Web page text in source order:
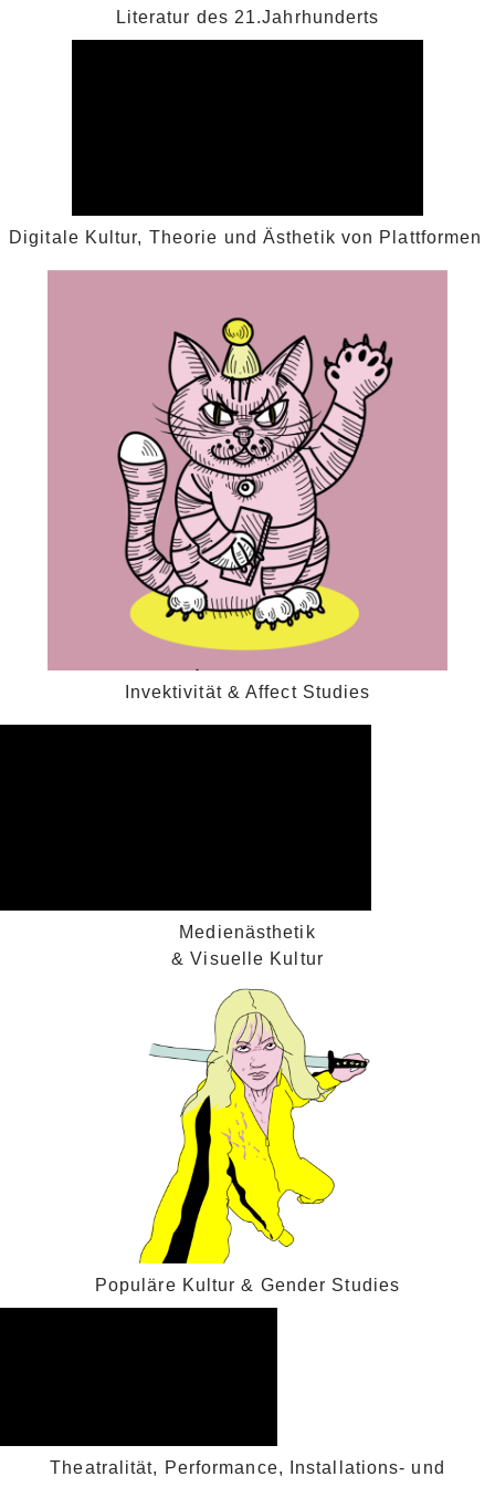
Literatur des 21.Jahrhunderts
Digitale Kultur, Theorie und Ästhetik von Plattformen
Invektivität & Affect Studies
Medienästhetik
& Visuelle Kultur
Populäre Kultur & Gender Studies
Theatralität, Performance, Installations- und